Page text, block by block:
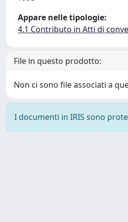
Appare nelle tipologie:
4.1 Contributo in Atti di
File in questo prodotto:
Non ci sono file associati a
I documenti in IRIS sono